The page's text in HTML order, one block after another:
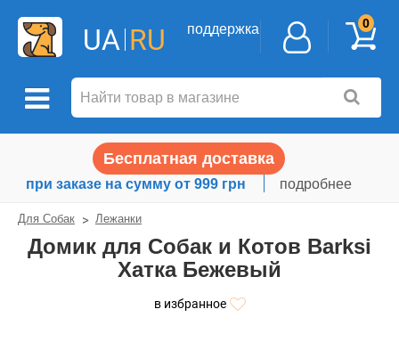
UA RU поддержка 0
Бесплатная доставка
при заказе на сумму от 999 грн подробнее
Для Собак Лежанки
Домик для Собак и Котов Barksi
Хатка Бежевый
в избранное